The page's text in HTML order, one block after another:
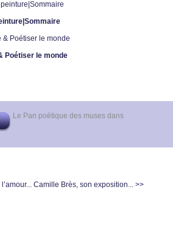
Poétiser le monde
Le Pan poétique des muses dans
Camille Brès, son exposition... >>